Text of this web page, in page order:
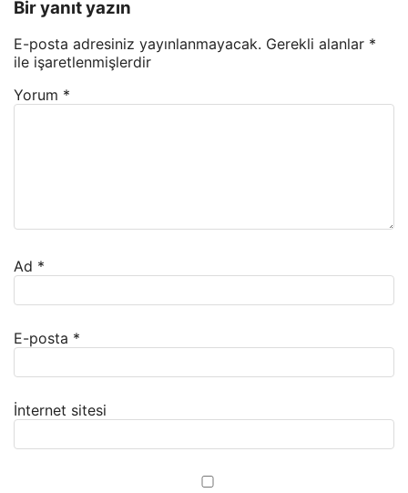
Bir yanıt yazın
E-posta adresiniz yayınlanmayacak. Gerekli alanlar *
ile işaretlenmişlerdir
Yorum *
Ad *
E-posta *
İnternet sitesi